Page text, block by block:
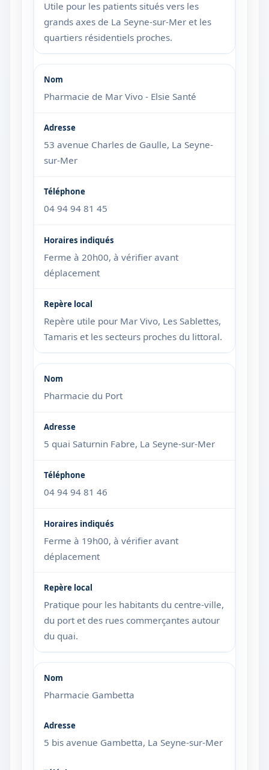
Utile pour les patients situés vers les
grands axes de La Seyne-sur-Mer et les
quartiers résidentiels proches.
Pharmacie de Mar Vivo - Elsie Santé
53 avenue Charles de Gaulle, La Seyne-
sur-Mer
04 94 94 81 45
Ferme à 20h00, à vérifier avant
déplacement
Repère utile pour Mar Vivo, Les Sablettes,
Tamaris et les secteurs proches du littoral.
Pharmacie du Port
5 quai Saturnin Fabre, La Seyne-sur-Mer
04 94 94 81 46
Ferme à 19h00, à vérifier avant
déplacement
Pratique pour les habitants du centre-ville,
du port et des rues commerçantes autour
du quai.
Pharmacie Gambetta
5 bis avenue Gambetta, La Seyne-sur-Mer